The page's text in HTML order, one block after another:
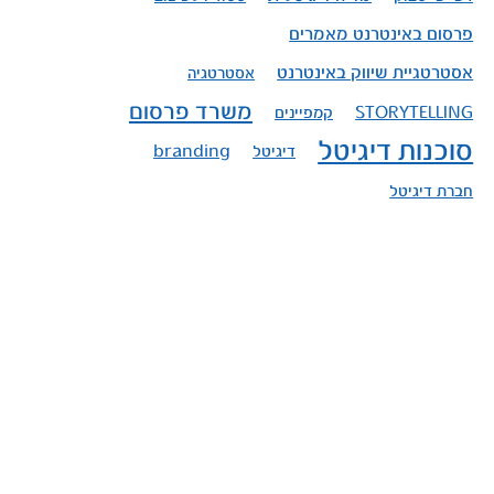
פרסום באינטרנט מאמרים
אסטרטגיית שיווק באינטרנט אסטרטגיה
STORYTELLING קמפיינים משרד פרסום
סוכנות דיגיטל דיגיטל branding
חברת דיגיטל